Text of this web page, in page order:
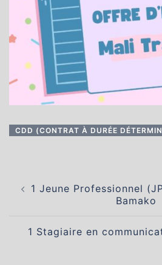
CDD (CONTRAT À DURÉE
d’article
1 Jeune Professionnel
Bamako
1 Stagiaire en